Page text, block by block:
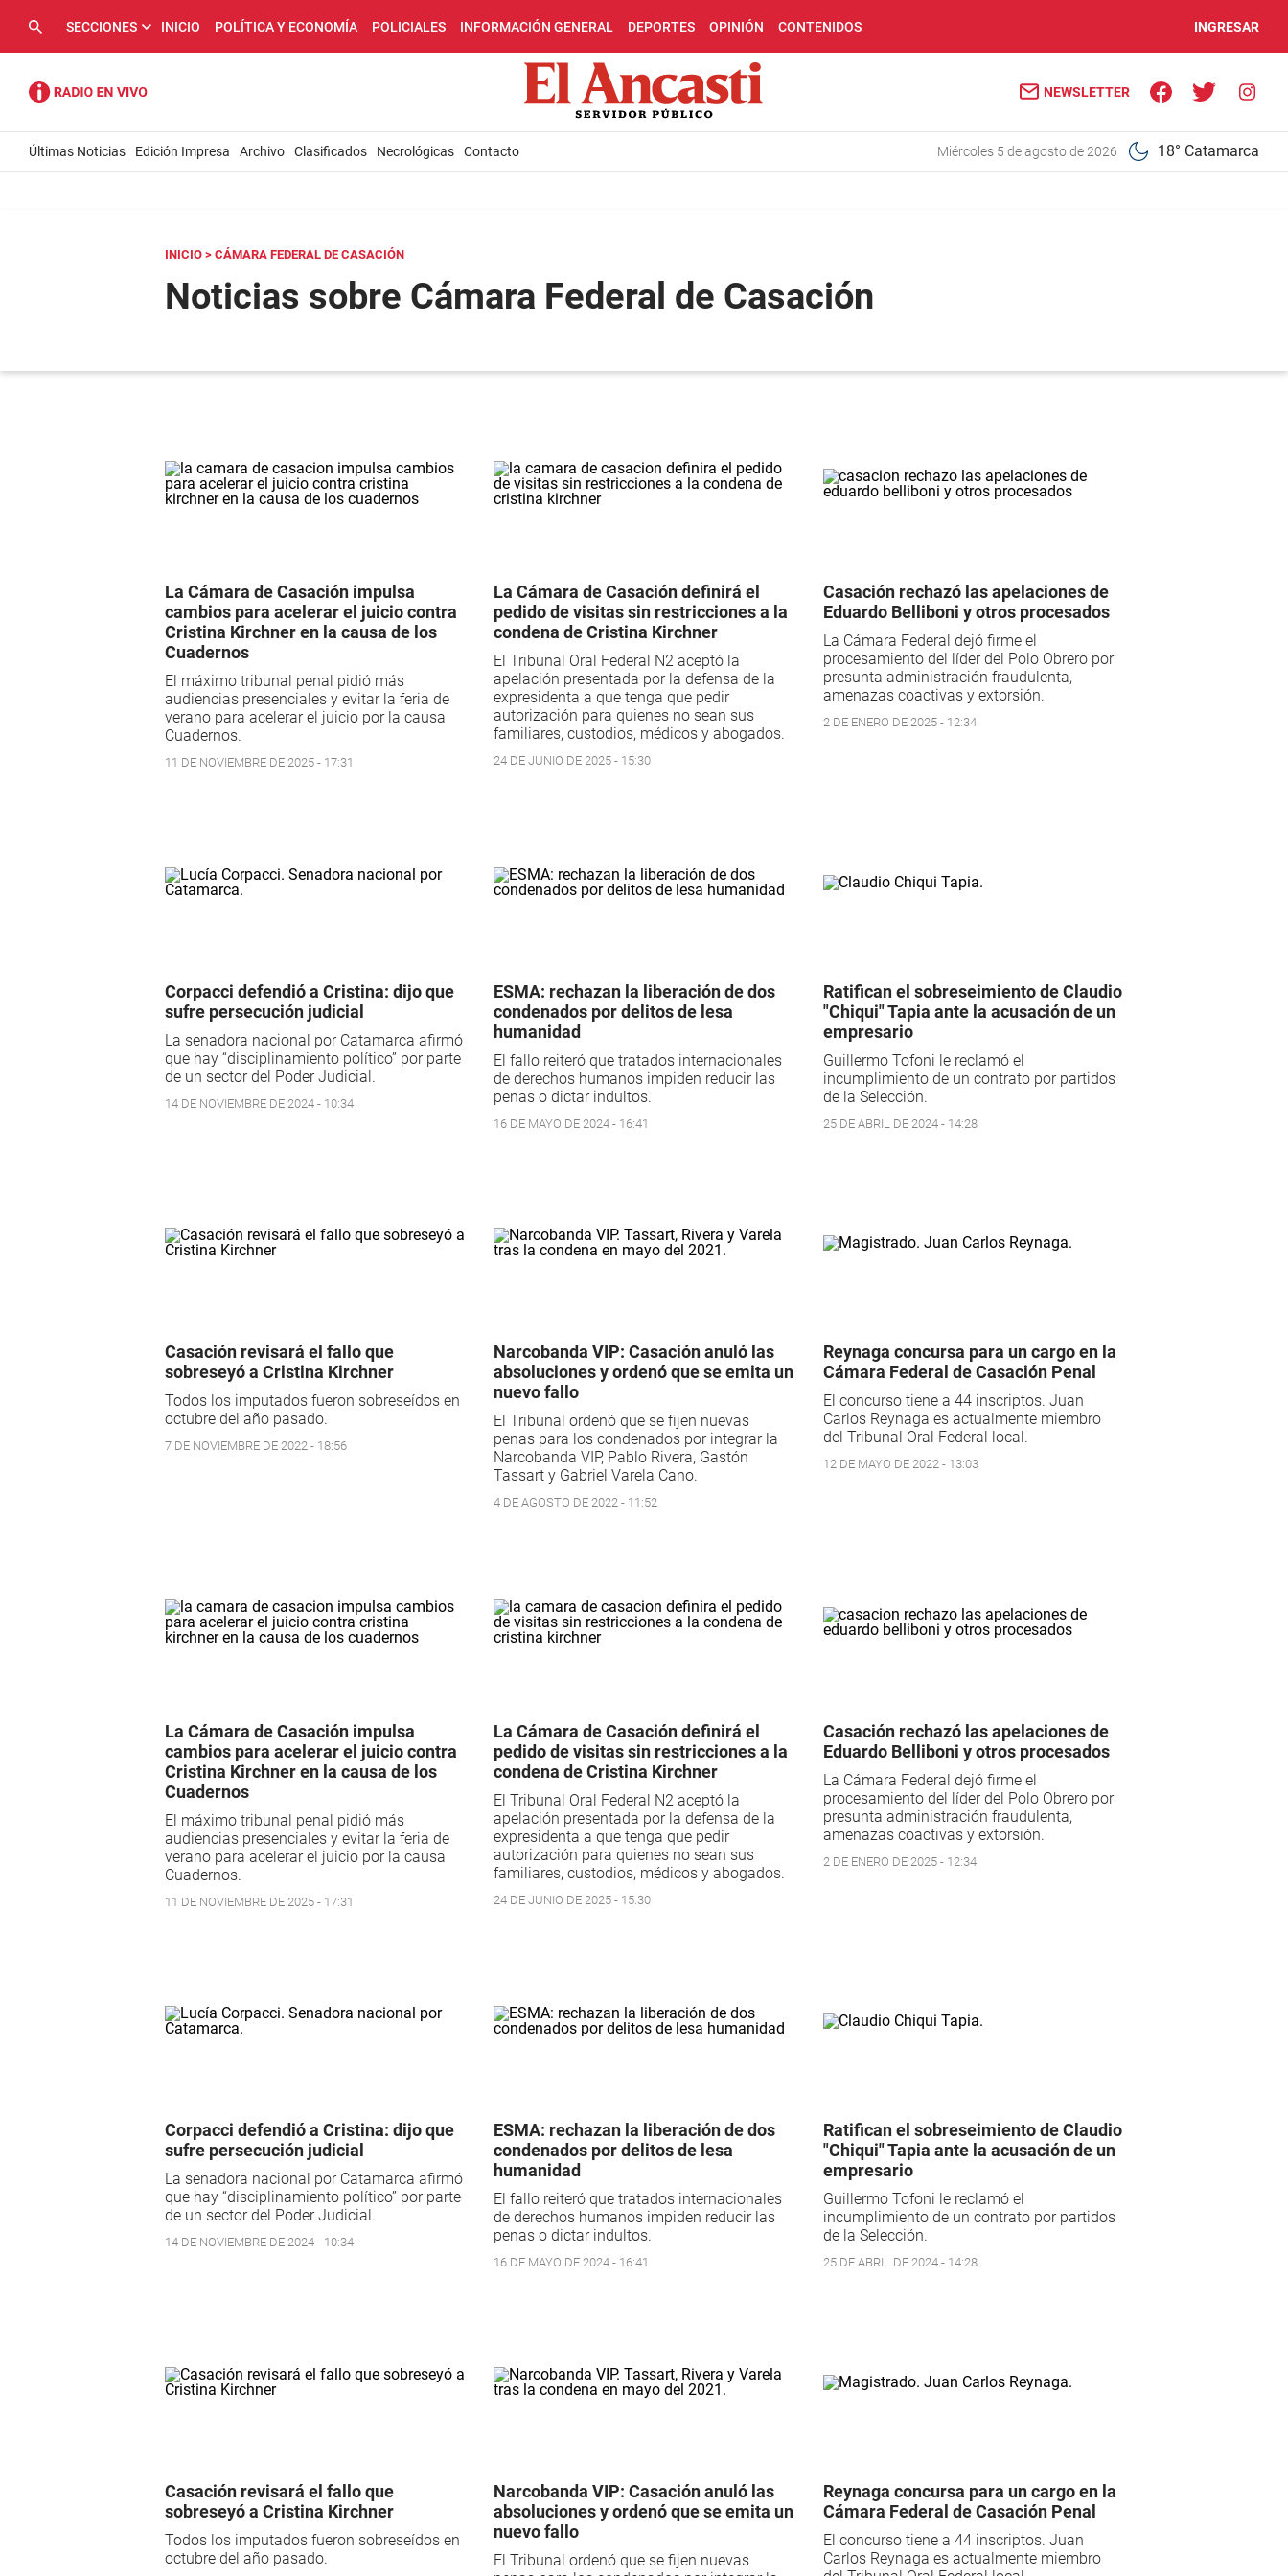
SECCIONES INICIO POLÍTICA Y ECONOMÍA POLICIALES INFORMACIÓN GENERAL DEPORTES OPINIÓN CONTENIDOS INGRESAR
NEWSLETTER
Últimas Noticias Edición Impresa Archivo Clasificados Necrológicas Contacto miércoles 5 de agosto de 2026 18° Catamarca
INICIO > CÁMARA FEDERAL DE CASACIÓN
Noticias sobre Cámara Federal de Casación
La Cámara de Casación impulsa
cambios para acelerar el juicio contra
Cristina Kirchner en la causa de los
Cuadernos
El máximo tribunal penal pidió más
audiencias presenciales y evitar la feria de
verano para acelerar el juicio por la causa
Cuadernos.
11 DE NOVIEMBRE DE 2025 - 17:31
La Cámara de Casación definirá el
pedido de visitas sin restricciones a la
condena de Cristina Kirchner
El Tribunal Oral Federal N2 aceptó la
apelación presentada por la defensa de la
expresidenta a que tenga que pedir
autorización para quienes no sean sus
familiares, custodios, médicos y abogados.
24 DE JUNIO DE 2025 - 15:30
Casación rechazó las apelaciones de
Eduardo Belliboni y otros procesados
La Cámara Federal dejó firme el
procesamiento del líder del Polo Obrero por
presunta administración fraudulenta,
amenazas coactivas y extorsión.
2 DE ENERO DE 2025 - 12:34
Corpacci defendió a Cristina: dijo que
sufre persecución judicial
La senadora nacional por Catamarca afirmó
que hay “disciplinamiento político” por parte
de un sector del Poder Judicial.
14 DE NOVIEMBRE DE 2024 - 10:34
ESMA: rechazan la liberación de dos
condenados por delitos de lesa
humanidad
El fallo reiteró que tratados internacionales
de derechos humanos impiden reducir las
penas o dictar indultos.
16 DE MAYO DE 2024 - 16:41
Ratifican el sobreseimiento de Claudio
"Chiqui" Tapia ante la acusación de un
empresario
Guillermo Tofoni le reclamó el
incumplimiento de un contrato por partidos
de la Selección.
25 DE ABRIL DE 2024 - 14:28
Casación revisará el fallo que
sobreseyó a Cristina Kirchner
Todos los imputados fueron sobreseídos en
octubre del año pasado.
7 DE NOVIEMBRE DE 2022 - 18:56
Narcobanda VIP: Casación anuló las
absoluciones y ordenó que se emita un
nuevo fallo
El Tribunal ordenó que se fijen nuevas
penas para los condenados por integrar la
Narcobanda VIP, Pablo Rivera, Gastón
Tassart y Gabriel Varela Cano.
4 DE AGOSTO DE 2022 - 11:52
Reynaga concursa para un cargo en la
Cámara Federal de Casación Penal
El concurso tiene a 44 inscriptos. Juan
Carlos Reynaga es actualmente miembro
del Tribunal Oral Federal local.
12 DE MAYO DE 2022 - 13:03
La Cámara de Casación impulsa
cambios para acelerar el juicio contra
Cristina Kirchner en la causa de los
Cuadernos
El máximo tribunal penal pidió más
audiencias presenciales y evitar la feria de
verano para acelerar el juicio por la causa
Cuadernos.
11 DE NOVIEMBRE DE 2025 - 17:31
La Cámara de Casación definirá el
pedido de visitas sin restricciones a la
condena de Cristina Kirchner
El Tribunal Oral Federal N2 aceptó la
apelación presentada por la defensa de la
expresidenta a que tenga que pedir
autorización para quienes no sean sus
familiares, custodios, médicos y abogados.
24 DE JUNIO DE 2025 - 15:30
Casación rechazó las apelaciones de
Eduardo Belliboni y otros procesados
La Cámara Federal dejó firme el
procesamiento del líder del Polo Obrero por
presunta administración fraudulenta,
amenazas coactivas y extorsión.
2 DE ENERO DE 2025 - 12:34
Corpacci defendió a Cristina: dijo que
sufre persecución judicial
La senadora nacional por Catamarca afirmó
que hay “disciplinamiento político” por parte
de un sector del Poder Judicial.
14 DE NOVIEMBRE DE 2024 - 10:34
ESMA: rechazan la liberación de dos
condenados por delitos de lesa
humanidad
El fallo reiteró que tratados internacionales
de derechos humanos impiden reducir las
penas o dictar indultos.
16 DE MAYO DE 2024 - 16:41
Ratifican el sobreseimiento de Claudio
"Chiqui" Tapia ante la acusación de un
empresario
Guillermo Tofoni le reclamó el
incumplimiento de un contrato por partidos
de la Selección.
25 DE ABRIL DE 2024 - 14:28
Casación revisará el fallo que
sobreseyó a Cristina Kirchner
Todos los imputados fueron sobreseídos en
octubre del año pasado.
Narcobanda VIP: Casación anuló las
absoluciones y ordenó que se emita un
nuevo fallo
El Tribunal ordenó que se fijen nuevas
Reynaga concursa para un cargo en la
Cámara Federal de Casación Penal
El concurso tiene a 44 inscriptos. Juan
Carlos Reynaga es actualmente miembro